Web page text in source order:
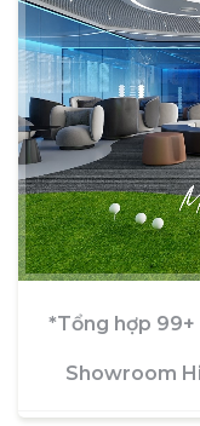
*Tổng hợp 99+
Showroom